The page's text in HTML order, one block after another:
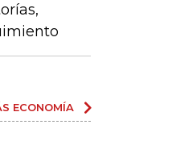
ECONOMÍA